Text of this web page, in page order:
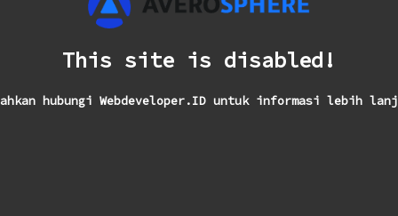
This site is disabled!
hubungi Webdeveloper.ID untuk informasi lebih